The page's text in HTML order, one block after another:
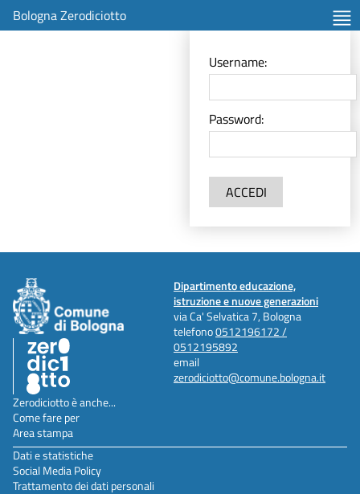
Bologna Zerodiciotto
Username:
Password:
ACCEDI
Dipartimento educazione,
istruzione e nuove generazioni
via Ca' Selvatica 7, Bologna
telefono0512196172 /
0512195892
email
zerodiciotto@comune.bologna.it
Zerodiciotto è anche...
Come fare per
Area stampa
Dati e statistiche
Social Media Policy
Trattamento dei dati personali